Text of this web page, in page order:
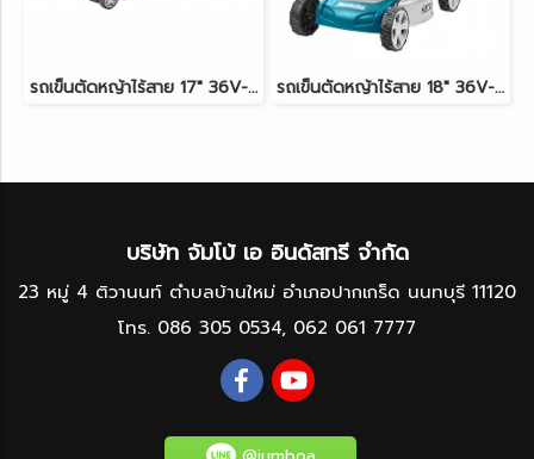
รถเข็นตัดหญ้าไร้สาย 17" 36V-LXT (18Vx2) MAKITA DLM432Z ตัวเครื่องเปล่า รถเข็นตัดหญ้าไร้สาย 18" 36V-BL (18Vx2) MAKITA DLM460Z ตัวเครื่องเปล่า
บริษัท จัมโบ้ เอ อินดัสทรี จำกัด
23 หมู่ 4 ติวานนท์ ตำบลบ้านใหม่ อำเภอปากเกร็ด นนทบุรี 11120
โทร. 086 305 0534, 062 061 7777